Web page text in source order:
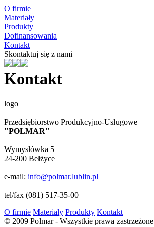
O firmie
Materiały
Produkty
Dofinansowania
Kontakt
Skontaktuj się z nami
Kontakt
logo
Przedsiębiorstwo Produkcyjno-Usługowe
"POLMAR"
Wymysłówka 5
24-200 Bełżyce
e-mail: info@polmar.lublin.pl
tel/fax (081) 517-35-00
O firmie Materiały Produkty Kontakt
© 2009 Polmar - Wszystkie prawa zastrzeżone